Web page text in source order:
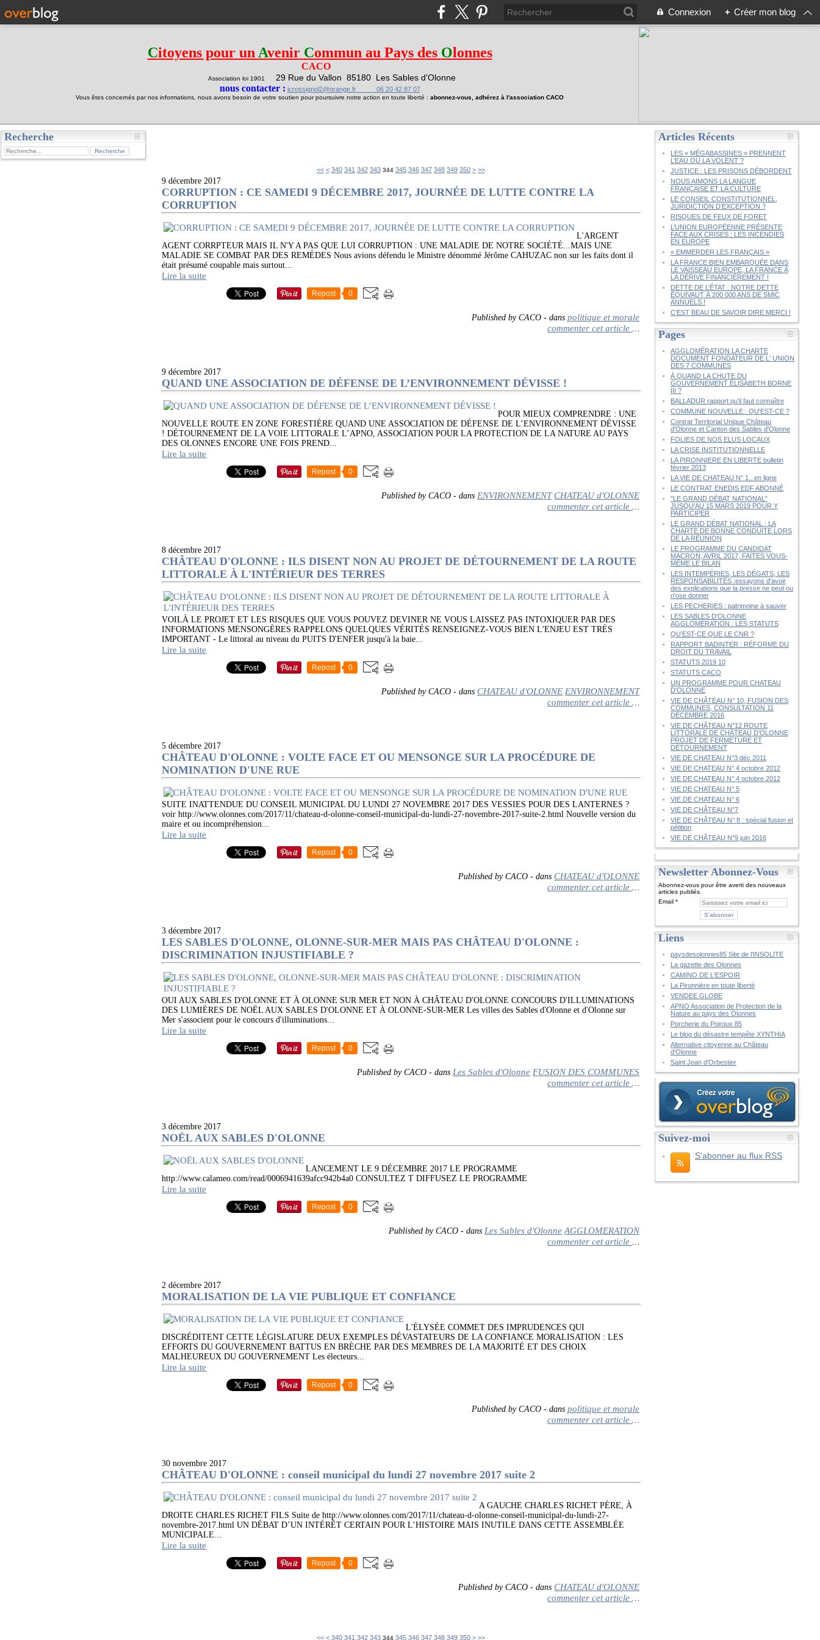
Connexion + Créer mon blog
Citoyens pour un Avenir Commun au Pays des Olonnes
CACO
Association loi 1901 29 Rue du Vallon 85180 Les Sables d'Olonne
nous contacter : jcrossignol2@orange.fr 06 20 42 87 07
Vous êtes concernés par nos informations, nous avons besoin de votre soutien pour poursuivre notre action en toute liberté : abonnez-vous, adhérez à l'association CACO
Recherche
<< < 300
310
320
330
340 341 342 343 344 345 346 347 348 349 350 360
370
380
390
400
500
600
700
> >>
9 décembre 2017
CORRUPTION : CE SAMEDI 9 DÉCEMBRE 2017, JOURNÉE DE LUTTE CONTRE LA
CORRUPTION
L'ARGENT
AGENT CORRPTEUR MAIS IL N'Y A PAS QUE LUI CORRUPTION : UNE MALADIE DE NOTRE SOCIÉTÉ...MAIS UNE
MALADIE SE COMBAT PAR DES REMÈDES Nous avions défendu le Ministre dénommé Jérôme CAHUZAC non sur les faits dont il
était présumé coupable mais surtout...
Lire la suite
Repost 0
Published by CACO - danspolitique et morale
commenter cet article …
9 décembre 2017
QUAND UNE ASSOCIATION DE DÉFENSE DE L’ENVIRONNEMENT DÉVISSE !
POUR MIEUX COMPRENDRE : UNE
NOUVELLE ROUTE EN ZONE FORESTIÈRE QUAND UNE ASSOCIATION DE DÉFENSE DE L’ENVIRONNEMENT DÉVISSE
! DÉTOURNEMENT DE LA VOIE LITTORALE L’APNO, ASSOCIATION POUR LA PROTECTION DE LA NATURE AU PAYS
DES OLONNES ENCORE UNE FOIS PREND...
Lire la suite
Repost 0
Published by CACO - dansENVIRONNEMENT CHATEAU d'OLONNE
commenter cet article …
8 décembre 2017
CHÂTEAU D'OLONNE : ILS DISENT NON AU PROJET DE DÉTOURNEMENT DE LA ROUTE
LITTORALE À L'INTÉRIEUR DES TERRES
VOILÀ LE PROJET ET LES RISQUES QUE VOUS POUVEZ DEVINER NE VOUS LAISSEZ PAS INTOXIQUER PAR DES
INFORMATIONS MENSONGÈRES RAPPELONS QUELQUES VÉRITÉS RENSEIGNEZ-VOUS BIEN L'ENJEU EST TRÈS
IMPORTANT - Le littoral au niveau du PUITS D'ENFER jusqu'à la baie...
Lire la suite
Repost 0
Published by CACO - dans CHATEAU d'OLONNE ENVIRONNEMENT
commenter cet article …
5 décembre 2017
CHÂTEAU D'OLONNE : VOLTE FACE ET OU MENSONGE SUR LA PROCÉDURE DE
NOMINATION D'UNE RUE
SUITE INATTENDUE DU CONSEIL MUNICIPAL DU LUNDI 27 NOVEMBRE 2017 DES VESSIES POUR DES LANTERNES ?
voir http://www.olonnes.com/2017/11/chateau-d-olonne-conseil-municipal-du-lundi-27-novembre-2017-suite-2.html Nouvelle version du
maire et ou incompréhension...
Lire la suite
Repost 0
Published by CACO - dans CHATEAU d'OLONNE
commenter cet article …
3 décembre 2017
LES SABLES D'OLONNE, OLONNE-SUR-MER MAIS PAS CHÂTEAU D'OLONNE :
DISCRIMINATION INJUSTIFIABLE ?
OUI AUX SABLES D'OLONNE ET À OLONNE SUR MER ET NON À CHÂTEAU D'OLONNE CONCOURS D'ILLUMINATIONS
DES LUMIÈRES DE NOËL AUX SABLES D'OLONNE ET À OLONNE-SUR-MER Les villes des Sables d'Olonne et d'Olonne sur
Mer s'associent pour le concours d'illuminations...
Lire la suite
Repost 0
Published by CACO - dansLes Sables d'Olonne FUSION DES COMMUNES
commenter cet article …
3 décembre 2017
NOËL AUX SABLES D'OLONNE
LANCEMENT LE 9 DÉCEMBRE 2017 LE PROGRAMME
http://www.calameo.com/read/0006941639afcc942b4a0 CONSULTEZ T DIFFUSEZ LE PROGRAMME
Lire la suite
Repost 0
Published by CACO - dansLes Sables d'Olonne AGGLOMERATION
commenter cet article …
2 décembre 2017
MORALISATION DE LA VIE PUBLIQUE ET CONFIANCE
L'ÉLYSÉE COMMET DES IMPRUDENCES QUI
DISCRÉDITENT CETTE LÉGISLATURE DEUX EXEMPLES DÉVASTATEURS DE LA CONFIANCE MORALISATION : LES
EFFORTS DU GOUVERNEMENT BATTUS EN BRÈCHE PAR DES MEMBRES DE LA MAJORITÉ ET DES CHOIX
MALHEUREUX DU GOUVERNEMENT Les électeurs...
Lire la suite
Repost 0
Published by CACO - danspolitique et morale
commenter cet article …
30 novembre 2017
CHÂTEAU D'OLONNE : conseil municipal du lundi 27 novembre 2017 suite 2
A GAUCHE CHARLES RICHET PÈRE, À
DROITE CHARLES RICHET FILS Suite de http://www.olonnes.com/2017/11/chateau-d-olonne-conseil-municipal-du-lundi-27-
novembre-2017.html UN DÉBAT D’UN INTÉRÊT CERTAIN POUR L’HISTOIRE MAIS INUTILE DANS CETTE ASSEMBLÉE
MUNICIPALE...
Lire la suite
Repost 0
Published by CACO- dans CHATEAU d'OLONNE
commenter cet article …
<< < 300
310
320
330
340 341 342 343 344 345 346 347 348 349 350 360
370
380
390
400
500
600
700
> >>
Articles Récents
LES « MÉGABASSINES » PRENNENT
L’EAU OU LA VOLENT ?
JUSTICE : LES PRISONS DÉBORDENT
NOUS AIMONS LA LANGUE
FRANÇAISE ET LA CULTURE
LE CONSEIL CONSTITUTIONNEL,
JURIDICTION D’EXCEPTION ?
RISQUES DE FEUX DE FORET
L’UNION EUROPÉENNE PRÉSENTE
FACE AUX CRISES : LES INCENDIES
EN EUROPE
« EMMERDER LES FRANÇAIS »
LA FRANCE BIEN EMBARQUÉE DANS
LE VAISSEAU EUROPE, LA FRANCE À
LA DÉRIVE FINANCIÈREMENT !
DETTE DE L’ÉTAT : NOTRE DETTE
ÉQUIVAUT À 200 000 ANS DE SMIC
ANNUELS !
C’EST BEAU DE SAVOIR DIRE MERCI !
Pages
AGGLOMÉRATION LA CHARTE
DOCUMENT FONDATEUR DE L' UNION
DES 7 COMMUNES
À QUAND LA CHUTE DU
GOUVERNEMENT ÉLISABETH BORNE
III ?
BALLADUR rapport qu'il faut connaître
COMMUNE NOUVELLE : QU'EST-CE ?
Contrat Territorial Unique Château
d'Olonne et Canton des Sables d'Olonne
FOLIES DE NOS ELUS LOCAUX
LA CRISE INSTITUTIONNELLE
LA PIRONNIERE EN LIBERTE bulletin
février 2013
LA VIE DE CHATEAU N° 1...en ligne
LE CONTRAT ENEDIS EDF ABONNÉ
"LE GRAND DÉBAT NATIONAL"
JUSQU'AU 15 MARS 2019 POUR Y
PARTICIPER
LE GRAND DÉBAT NATIONAL : LA
CHARTE DE BONNE CONDUITE LORS
DE LA RÉUNION
LE PROGRAMME DU CANDIDAT
MACRON, AVRIL 2017, FAITES VOUS-
MÊME LE BILAN
LES INTEMPÉRIES, LES DÉGATS, LES
RESPONSABILITÉS :essayons d'avoir
des explications que la presse ne peut ou
n'ose donner
LES PECHERIES : patrimoine à sauver
LES SABLES D'OLONNE
AGGLOMÉRATION : LES STATUTS
QU’EST-CE QUE LE CNR ?
RAPPORT BADINTER : RÉFORME DU
DROIT DU TRAVAIL
STATUTS 2019 10
STATUTS CACO
UN PROGRAMME POUR CHATEAU
D'OLONNE
VIE DE CHÂTEAU N° 10, FUSION DES
COMMUNES, CONSULTATION 11
DÉCEMBRE 2016
VIE DE CHÂTEAU N°12 ROUTE
LITTORALE DE CHÂTEAU D'OLONNE
PROJET DE FERMETURE ET
DÉTOURNEMENT
VIE DE CHATEAU N°3 déc 2011
VIE DE CHATEAU N° 4 octobre 2012
VIE DE CHATEAU N° 4 octobre 2012
VIE DE CHATEAU N° 5
VIE DE CHATEAU N° 6
VIE DE CHÂTEAU N°7
VIE DE CHÂTEAU N° 8 : spécial fusion et
pétition
VIE DE CHÂTEAU N°9 juin 2016
Newsletter Abonnez-Vous
Abonnez-vous pour être averti des nouveaux
articles publiés.
Email
Liens
paysdesolonnes85 Site de l'INSOLITE
La gazette des Olonnes
CAMINO DE L'ESPOIR
La Pironnière en toute liberté
VENDEE GLOBE
APNO Association de Protection de la
Nature au pays des Olonnes
Porcherie du Poiroux 85
Le blog du désastre tempête XYNTHIA
Alternative citoyenne au Château
d'Olonne
Saint Jean d'Orbestier
Suivez-moi
S'abonner au flux RSS